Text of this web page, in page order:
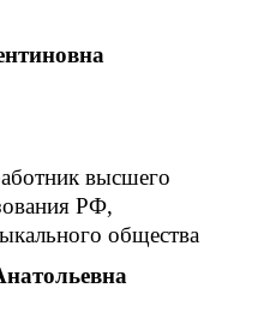
высшего
РФ,
общества